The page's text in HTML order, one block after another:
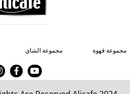
مجموعة قهوة مجموعة الشاي